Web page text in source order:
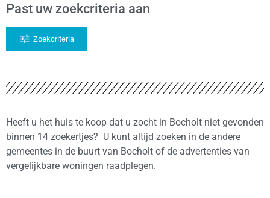
Past uw zoekcriteria aan
Zoekcriteria
Heeft u het huis te koop dat u zocht in Bocholt niet gevonden
binnen 14 zoekertjes? U kunt altijd zoeken in de andere
gemeentes in de buurt van Bocholt of de advertenties van
vergelijkbare woningen raadplegen.